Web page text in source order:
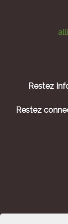
Restez
Restez